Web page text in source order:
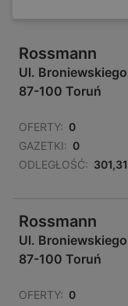
Rossmann
Ul.
87-100 Toruń
OFERTY: 0
GAZETKI: 0
ODLEGŁOŚĆ:
Rossmann
Ul.
87-100 Toruń
OFERTY: 0